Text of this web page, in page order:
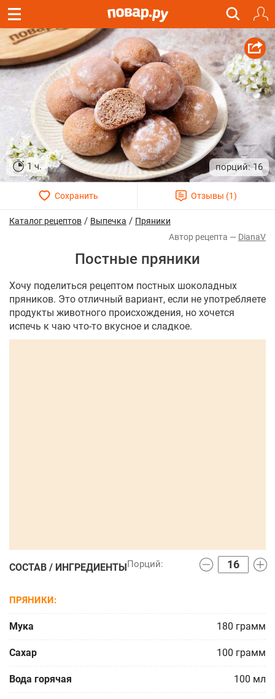
1 ч. 16
Каталог рецептов / Выпечка / Пряники
DianaV
Постные пряники
Хочу поделиться рецептом постных шоколадных
пряников. Это отличный вариант, если не употребляете
продукты животного происхождения, но хочется
испечь к чаю что-то вкусное и сладкое.
СОСТАВ / ИНГРЕДИЕНТЫ
ПРЯНИКИ
Мука 180 грамм
Сахар 100 грамм
Вода горячая 100 мл